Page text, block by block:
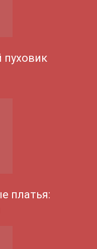
платья: